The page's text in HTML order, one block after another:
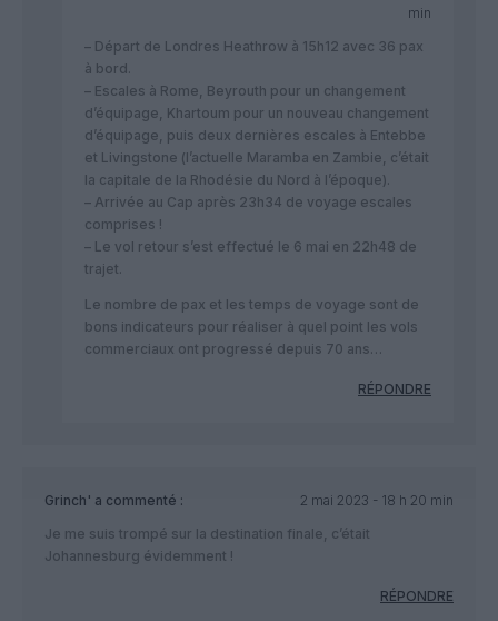
min
– Départ de Londres Heathrow à 15h12 avec 36 pax
à bord.
– Escales à Rome, Beyrouth pour un changement
d’équipage, Khartoum pour un nouveau changement
d’équipage, puis deux dernières escales à Entebbe
et Livingstone (l’actuelle Maramba en Zambie, c’était
la capitale de la Rhodésie du Nord à l’époque).
– Arrivée au Cap après 23h34 de voyage escales
comprises !
– Le vol retour s’est effectué le 6 mai en 22h48 de
trajet.
Le nombre de pax et les temps de voyage sont de
bons indicateurs pour réaliser à quel point les vols
commerciaux ont progressé depuis 70 ans…
RÉPONDRE
Grinch' a commenté :
2 mai 2023 - 18 h 20 min
Je me suis trompé sur la destination finale, c’était
Johannesburg évidemment !
RÉPONDRE